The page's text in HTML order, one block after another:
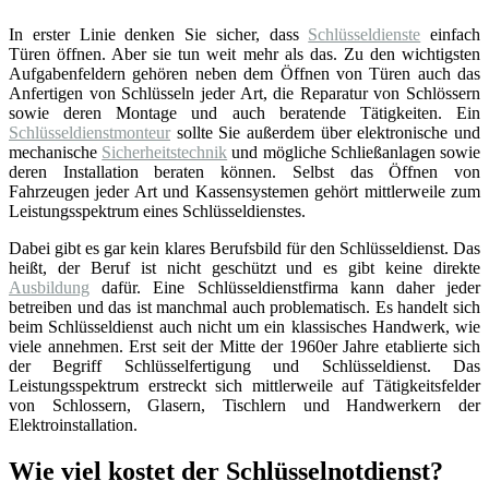
In erster Linie denken Sie sicher, dass Schlüsseldienste einfach
Türen öffnen. Aber sie tun weit mehr als das. Zu den wichtigsten
Aufgabenfeldern gehören neben dem Öffnen von Türen auch das
Anfertigen von Schlüsseln jeder Art, die Reparatur von Schlössern
sowie deren Montage und auch beratende Tätigkeiten. Ein
Schlüsseldienstmonteur sollte Sie außerdem über elektronische und
mechanische Sicherheitstechnik und mögliche Schließanlagen sowie
deren Installation beraten können. Selbst das Öffnen von
Fahrzeugen jeder Art und Kassensystemen gehört mittlerweile zum
Leistungsspektrum eines Schlüsseldienstes.
Dabei gibt es gar kein klares Berufsbild für den Schlüsseldienst. Das
heißt, der Beruf ist nicht geschützt und es gibt keine direkte
Ausbildung dafür. Eine Schlüsseldienstfirma kann daher jeder
betreiben und das ist manchmal auch problematisch. Es handelt sich
beim Schlüsseldienst auch nicht um ein klassisches Handwerk, wie
viele annehmen. Erst seit der Mitte der 1960er Jahre etablierte sich
der Begriff Schlüsselfertigung und Schlüsseldienst. Das
Leistungsspektrum erstreckt sich mittlerweile auf Tätigkeitsfelder
von Schlossern, Glasern, Tischlern und Handwerkern der
Elektroinstallation.
Wie viel kostet der Schlüsselnotdienst?